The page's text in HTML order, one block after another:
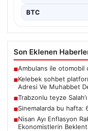
BTC
Son Eklenen
■Ambulans ile otomobil
■Kelebek sohbet
Adresi Ve Muhabbet
■Trabzonlu teyze
■Sinemalarda bu hafta:
■Nisan Ayı Enflasyon
Ekonomistlerin